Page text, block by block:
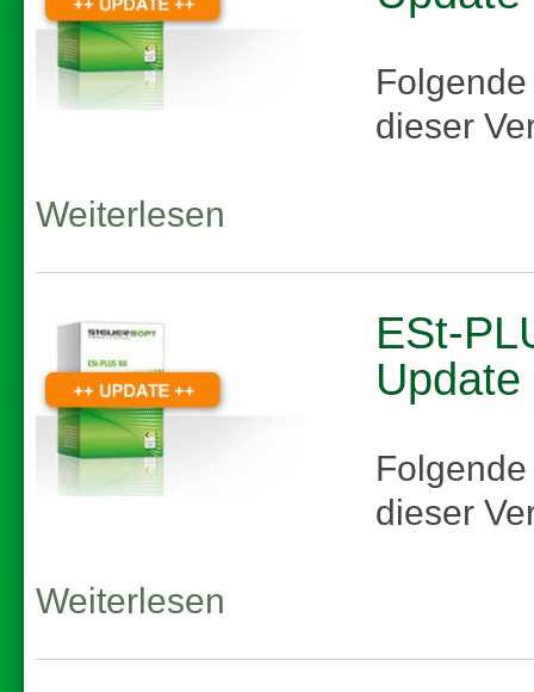
dieser
Weiterlesen
ESt-
dieser
Weiterlesen